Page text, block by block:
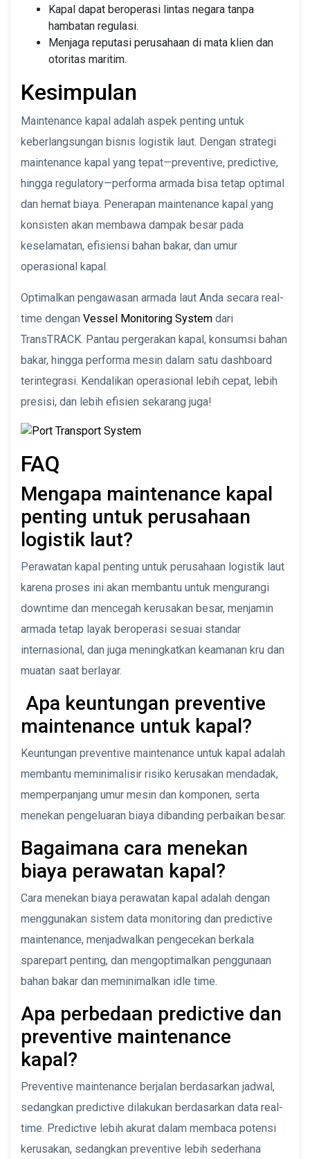
Kapal dapat beroperasi lintas negara tanpa
hambatan regulasi.
Menjaga reputasi perusahaan di mata klien dan
otoritas maritim.
Kesimpulan
Maintenance kapal adalah aspek penting untuk
keberlangsungan bisnis logistik laut. Dengan strategi
maintenance kapal yang tepat—preventive, predictive,
hingga regulatory—performa armada bisa tetap optimal
dan hemat biaya. Penerapan maintenance kapal yang
konsisten akan membawa dampak besar pada
keselamatan, efisiensi bahan bakar, dan umur
operasional kapal.
Optimalkan pengawasan armada laut Anda secara real-
time dengan Vessel Monitoring System dari
TransTRACK. Pantau pergerakan kapal, konsumsi bahan
bakar, hingga performa mesin dalam satu dashboard
terintegrasi. Kendalikan operasional lebih cepat, lebih
presisi, dan lebih efisien sekarang juga!
FAQ
Mengapa maintenance kapal
penting untuk perusahaan
logistik laut?
Perawatan kapal penting untuk perusahaan logistik laut
karena proses ini akan membantu untuk mengurangi
downtime dan mencegah kerusakan besar, menjamin
armada tetap layak beroperasi sesuai standar
internasional, dan juga meningkatkan keamanan kru dan
muatan saat berlayar.
Apa keuntungan preventive
maintenance untuk kapal?
Keuntungan preventive maintenance untuk kapal adalah
membantu meminimalisir risiko kerusakan mendadak,
memperpanjang umur mesin dan komponen, serta
menekan pengeluaran biaya dibanding perbaikan besar.
Bagaimana cara menekan
biaya perawatan kapal?
Cara menekan biaya perawatan kapal adalah dengan
menggunakan sistem data monitoring dan predictive
maintenance, menjadwalkan pengecekan berkala
sparepart penting, dan mengoptimalkan penggunaan
bahan bakar dan meminimalkan idle time.
Apa perbedaan predictive dan
preventive maintenance
kapal?
Preventive maintenance berjalan berdasarkan jadwal,
sedangkan predictive dilakukan berdasarkan data real-
time. Predictive lebih akurat dalam membaca potensi
kerusakan, sedangkan preventive lebih sederhana